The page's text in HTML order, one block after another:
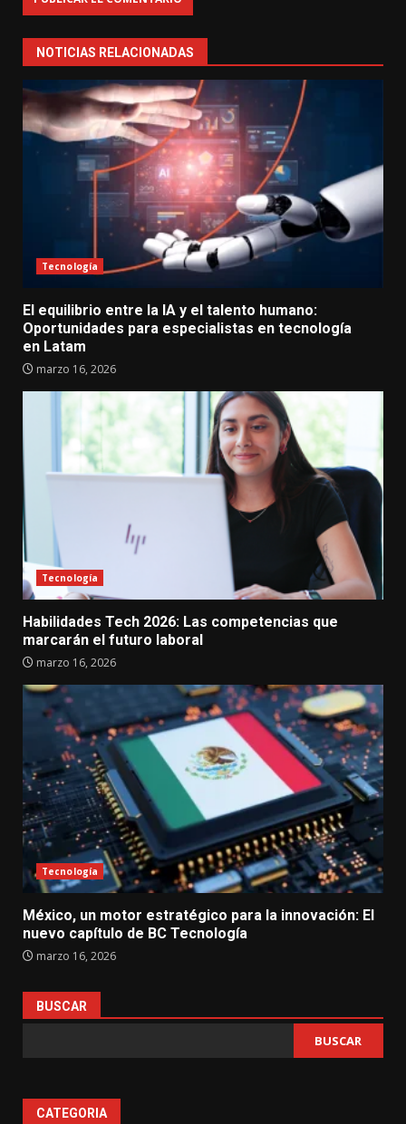
NOTICIAS RELACIONADAS
Tecnología
El equilibrio entre la IA y el talento humano:
Oportunidades para especialistas en tecnología
en Latam
marzo 16, 2026
Tecnología
Habilidades Tech 2026: Las competencias que
marcarán el futuro laboral
marzo 16, 2026
Tecnología
México, un motor estratégico para la innovación: El
nuevo capítulo de BC Tecnología
marzo 16, 2026
BUSCAR
BUSCAR
CATEGORIA